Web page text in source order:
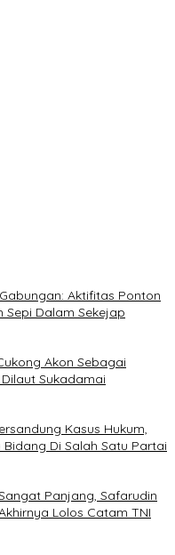
Aktifitas Ponton
Sepi Dalam Sekejap
Akon Sebagai
Sukadamai
Kasus Hukum,
Di Salah Satu Partai
Panjang, Safarudin
Lolos Catam TNI